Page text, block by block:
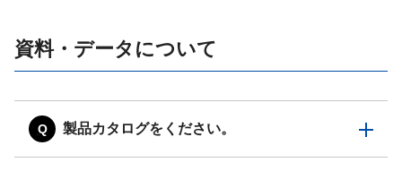
資料・データについて
製品カタログをください。